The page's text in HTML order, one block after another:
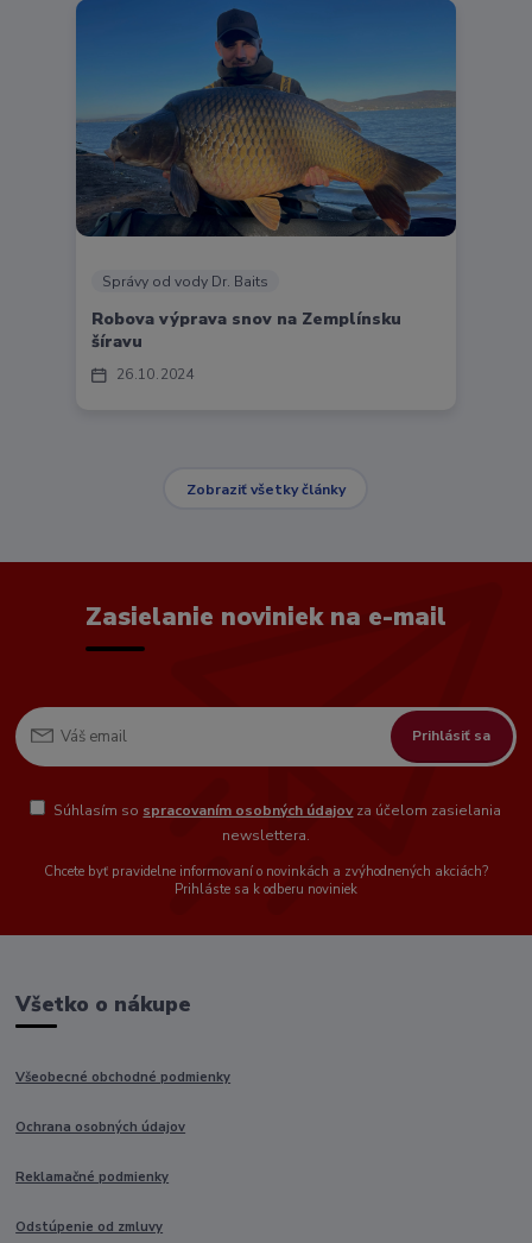
26 10 2024
Správy od vody Dr. Baits
Robova výprava snov na Zemplínsku
šíravu
Zobraziť všetky články
Zasielanie noviniek na e-mail
Prihlásiť sa
Súhlasím so spracovaním osobných údajovza účelom zasielania
newslettera.
Chcete byť pravidelne informovaní o novinkách a zvýhodnených akciách?
Prihláste sa k odberu noviniek
Všetko o nákupe
Všeobecné obchodné podmienky
Ochrana osobných údajov
Reklamačné podmienky
Odstúpenie od zmluvy